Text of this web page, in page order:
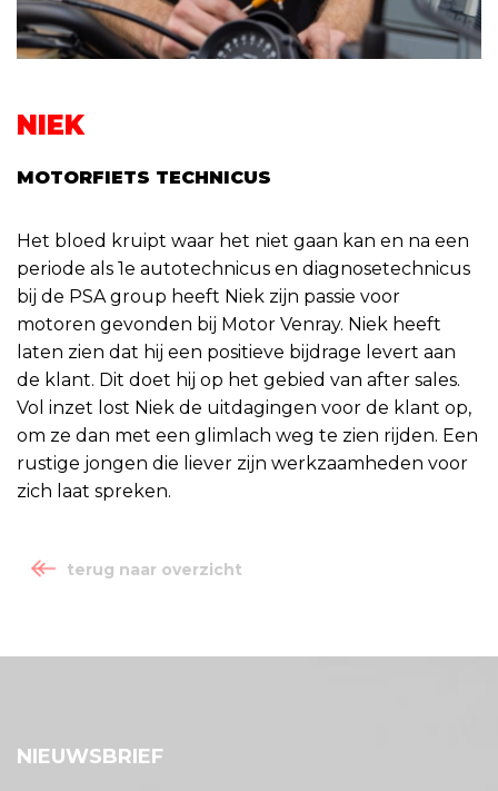
NIEK
MOTORFIETS TECHNICUS
Het bloed kruipt waar het niet gaan kan en na een
periode als 1e autotechnicus en diagnosetechnicus
bij de PSA group heeft Niek zijn passie voor
motoren gevonden bij Motor Venray. Niek heeft
laten zien dat hij een positieve bijdrage levert aan
de klant. Dit doet hij op het gebied van after sales.
Vol inzet lost Niek de uitdagingen voor de klant op,
om ze dan met een glimlach weg te zien rijden. Een
rustige jongen die liever zijn werkzaamheden voor
zich laat spreken.
terug naar overzicht
NIEUWSBRIEF